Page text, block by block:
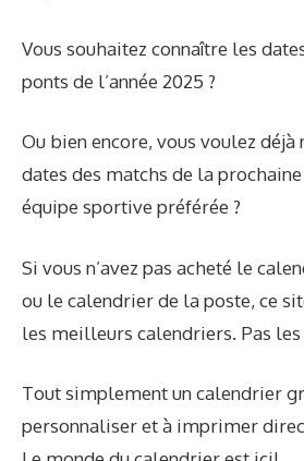
Vous souhaitez connaître les
ponts de l’année 2025 ?
Ou bien encore, vous voulez déjà
dates des matchs de la
équipe sportive préférée ?
Si vous n’avez pas acheté le
ou le calendrier de la poste, ce
les meilleurs calendriers. Pas les
Tout simplement un calendrier
personnaliser et à imprimer